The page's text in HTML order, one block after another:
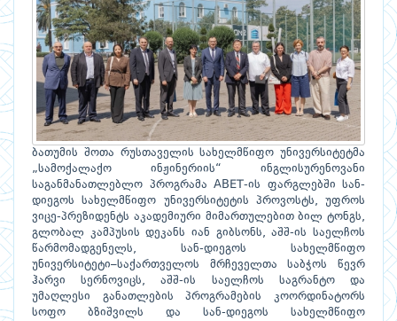
ბათუმის შოთა რუსთაველის სახელმწიფო უნივერსიტეტმა
„სამოქალაქო ინჟინერიის“ ინგლისურენოვანი
საგანმანათლებლო პროგრამა ABET-ის ფარგლებში სან-
დიეგოს სახელმწიფო უნივერსიტეტის პროვოსტს, უფროს
ვიცე-პრეზიდენტს აკადემიური მიმართულებით ბილ ტონგს,
გლობალ კამპუსის დეკანს იან გიბსონს, აშშ-ის საელჩოს
წარმომადგენელს, სან-დიეგოს სახელმწიფო
უნივერსიტეტი–საქართველოს მრჩეველთა საბჭოს წევრ
ჰარვი სერნოვიცს, აშშ-ის საელჩოს საგრანტო და
უმაღლესი განათლების პროგრამების კოორდინატორს
სოფო ბზიშვილს და სან-დიეგოს სახელმწიფო